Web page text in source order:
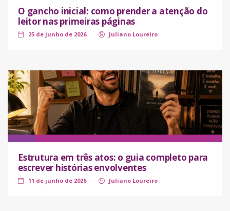
O gancho inicial: como prender a atenção do
leitor nas primeiras páginas
25 de junho de 2026 Juliano Loureiro
Estrutura em três atos: o guia completo para
escrever histórias envolventes
11 de junho de 2026 Juliano Loureiro